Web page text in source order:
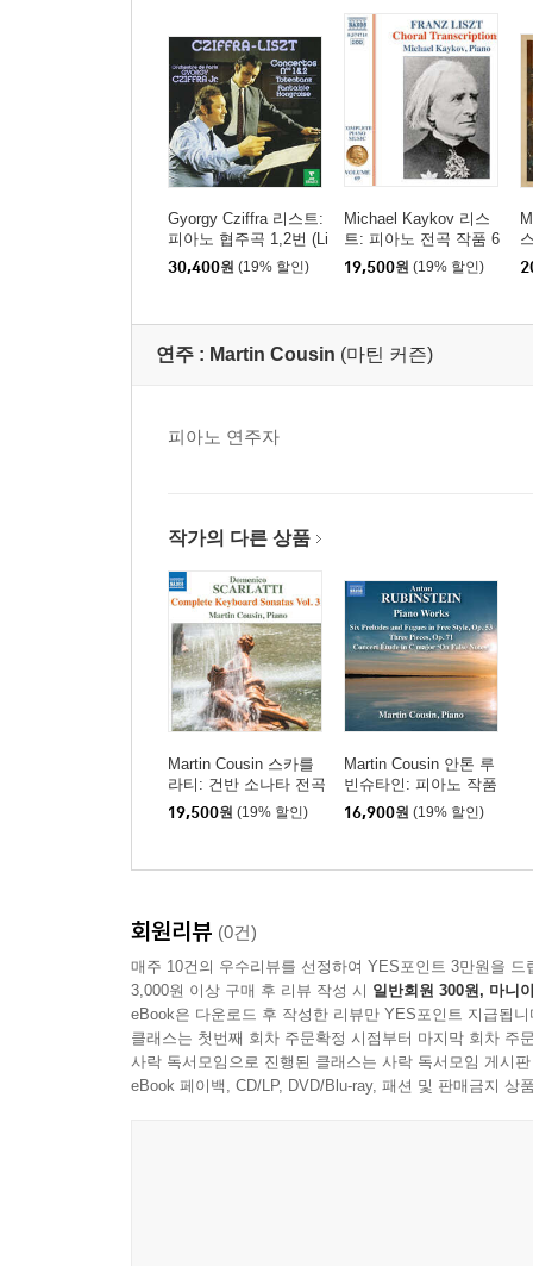
Gyorgy Cziffra 리스트:
피아노 협주곡 1,2번 (Li
szt: Piano Concertos N
os.1 & 2) [UHQCD]
30,400원 (19% 할인)
Michael Kaykov 리스
트: 피아노 전곡 작품 6
9집 (Liszt: Complete Pi
ano Music Vol. 69)
19,500원 (19% 할인)
연주 : Martin Cousin (마틴 커즌)
피아노 연주자
작가의 다른 상품
Martin Cousin 스카를
라티: 건반 소나타 전곡
31집 (Scarlatti: Comple
te Keyboard Sonatas V
19,500원 (19% 할인)
Martin Cousin 안톤 루
빈슈타인: 피아노 작품
집 (Rubinstein: Six Pre
ludes & Fugues in Free
16,900원 (19% 할인)
회원리뷰 (0건)
매주 10건의 우수리뷰를 선정하여 YES포인트 3만원을 드
3,000원 이상 구매 후 리뷰 작성 시 일반회원 300원, 마니
eBook은 다운로드 후 작성한 리뷰만 YES포인트 지급됩니
클래스는 첫번째 회차 주문확정 시점부터 마지막 회차 주
사락 독서모임으로 진행된 클래스는 사락 독서모임 게시
eBook 페이백, CD/LP, DVD/Blu-ray, 패션 및 판매금지 상